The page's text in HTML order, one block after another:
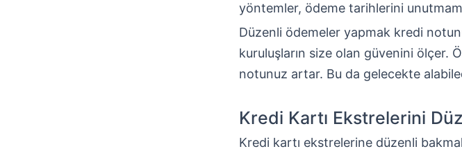
yöntemler, ödeme tarihlerini
Düzenli ödemeler yapmak kredi
kuruluşların size olan güvenini ölçer.
notunuz artar. Bu da gelecekte
Kredi Kartı Ekstrelerini
Kredi kartı ekstrelerine düzenli